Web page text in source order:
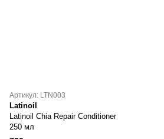
Артикул: LTN003
Latinoil
Latinoil Chia Repair Conditioner
250 мл